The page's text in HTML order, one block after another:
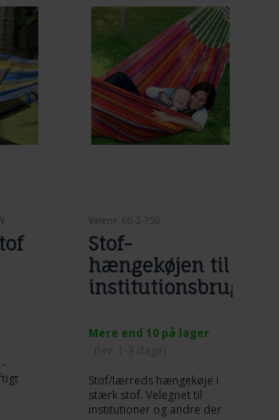
Varenr. 60-2-750
Stof-
hængekøjen til
institutionsbrug
Mere end 10 på lager
Stof/lærreds hængekøje i
stærk stof. Velegnet til
institutioner og andre der